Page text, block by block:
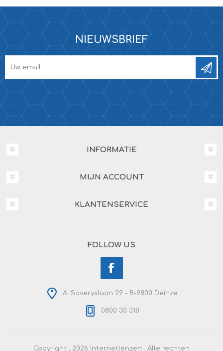
NIEUWSBRIEF
INFORMATIE
MIJN ACCOUNT
KLANTENSERVICE
FOLLOW US
A. Saveryslaan 29 - B-9800 Deinze
0800 30 310
Copyright ; 2026 Internetlenzen . Alle rechten